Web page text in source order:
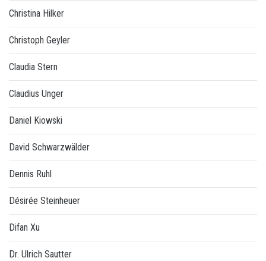
Christina Hilker
Christoph Geyler
Claudia Stern
Claudius Unger
Daniel Kiowski
David Schwarzwälder
Dennis Ruhl
Désirée Steinheuer
Difan Xu
Dr. Ulrich Sautter